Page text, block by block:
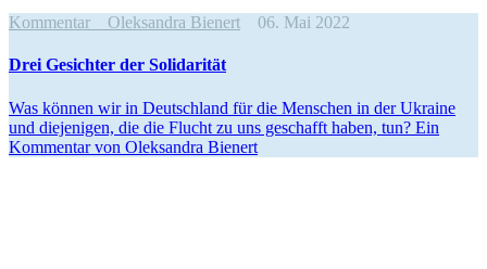
Kommentar Oleksandra Bienert 06. Mai 2022
Drei Gesich­ter der Solidarität
Was können wir in Deutsch­land für die Men­schen in der Ukraine
und die­je­ni­gen, die die Flucht zu uns geschafft haben, tun? Ein
Kom­men­tar von Olek­san­dra Bienert